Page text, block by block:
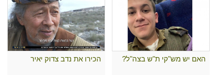
האם יש מש"קי ת"ש בצה"ל? הכירו את נדב צדוק יאיר